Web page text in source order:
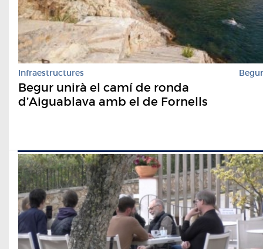
Infraestructures Begur
Begur unirà el camí de ronda
d’Aiguablava amb el de Fornells